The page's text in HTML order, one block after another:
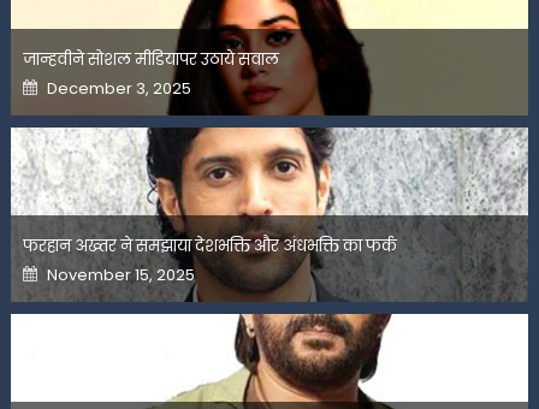
जान्हवीने सोशल मीडियापर उठाये सवाल
Posted
on
December 3, 2025
फरहान अख्तर ने समझाया देशभक्ति और अंधभक्ति का फर्क
Posted
on
November 15, 2025